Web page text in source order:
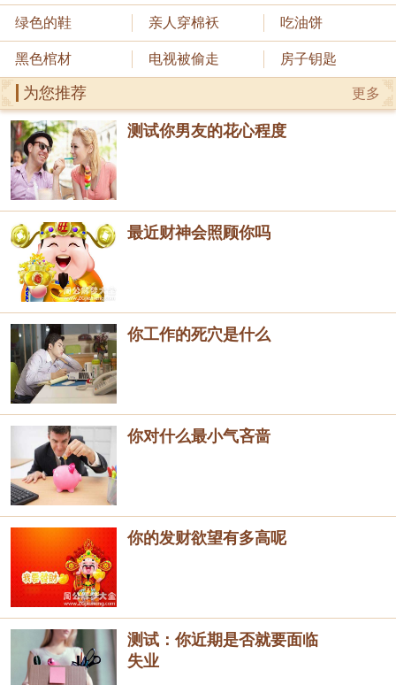
绿色的鞋 亲人穿棉袄 吃油饼
黑色棺材 电视被偷走 房子钥匙
更多
为您推荐
测试你男友的花心程度
最近财神会照顾你吗
你工作的死穴是什么
你对什么最小气吝啬
你的发财欲望有多高呢
测试：你近期是否就要面临
失业